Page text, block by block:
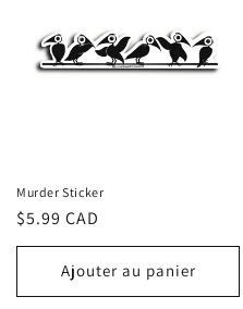
Murder Sticker
Prix
habituel
$5.99 CAD
Ajouter au panier